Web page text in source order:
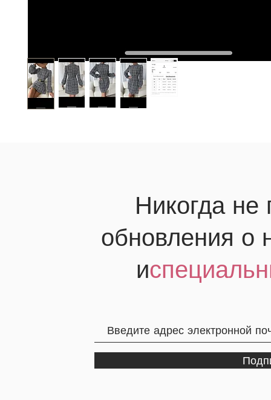
Никогда не
обновления о
и